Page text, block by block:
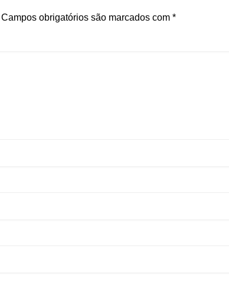
Campos obrigatórios são marcados com *